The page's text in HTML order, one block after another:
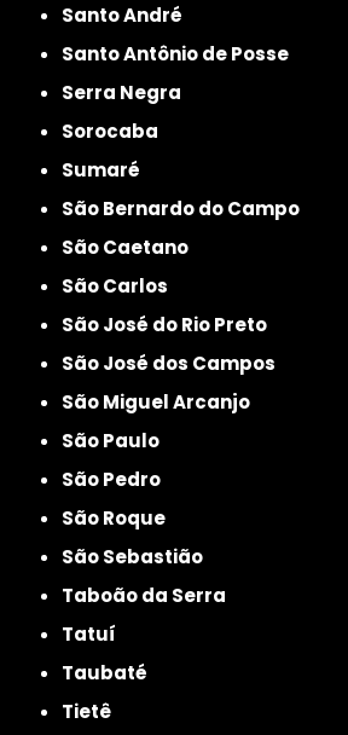
Santo André
Santo Antônio de Posse
Serra Negra
Sorocaba
Sumaré
São Bernardo do Campo
São Caetano
São Carlos
São José do Rio Preto
São José dos Campos
São Miguel Arcanjo
São Paulo
São Pedro
São Roque
São Sebastião
Taboão da Serra
Tatuí
Taubaté
Tietê